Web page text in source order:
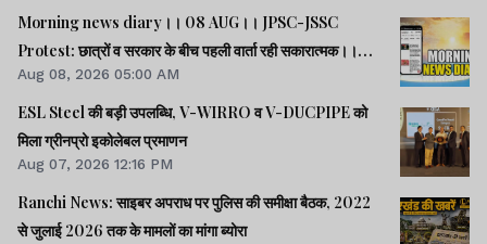
Morning news diary।। 08 AUG।। JPSC-JSSC
Protest: छात्रों व सरकार के बीच पहली वार्ता रही सकारात्मक।।
साइबर क्राइम मामलों की जांच में झारखंड पुलिस फिसड्डी।।संसद में
विपक्षी दलों का हंगामा, कार्यवाही स्थगित।। समेत कई खबरें व वीडियो.
Aug 08, 2026 05:00 AM
ESL Steel की बड़ी उपलब्धि, V-WIRRO व V-DUCPIPE को
मिला ग्रीनप्रो इकोलेबल प्रमाणन
Aug 07, 2026 12:16 PM
Ranchi News: साइबर अपराध पर पुलिस की समीक्षा बैठक, 2022
से जुलाई 2026 तक के मामलों का मांगा ब्योरा